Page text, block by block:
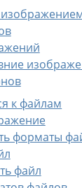
к файлам
форматы
файл